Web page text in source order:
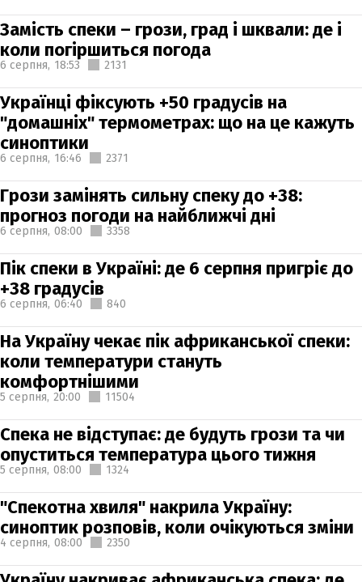
Замість спеки – грози, град і шквали: де і
коли погіршиться погода
6 серпня, 18:53 2131
Українці фіксують +50 градусів на
"домашніх" термометрах: що на це кажуть
синоптики
6 серпня, 16:46 2371
Грози замінять сильну спеку до +38:
прогноз погоди на найближчі дні
6 серпня, 08:00 3358
Пік спеки в Україні: де 6 серпня пригріє до
+38 градусів
6 серпня, 06:40 840
На Україну чекає пік африканської спеки:
коли температури стануть
комфортнішими
5 серпня, 20:00 11504
Спека не відступає: де будуть грози та чи
опуститься температура цього тижня
5 серпня, 08:00 1324
"Спекотна хвиля" накрила Україну:
синоптик розповів, коли очікуються зміни
4 серпня, 08:00 2350